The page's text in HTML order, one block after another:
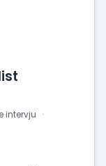
intervju